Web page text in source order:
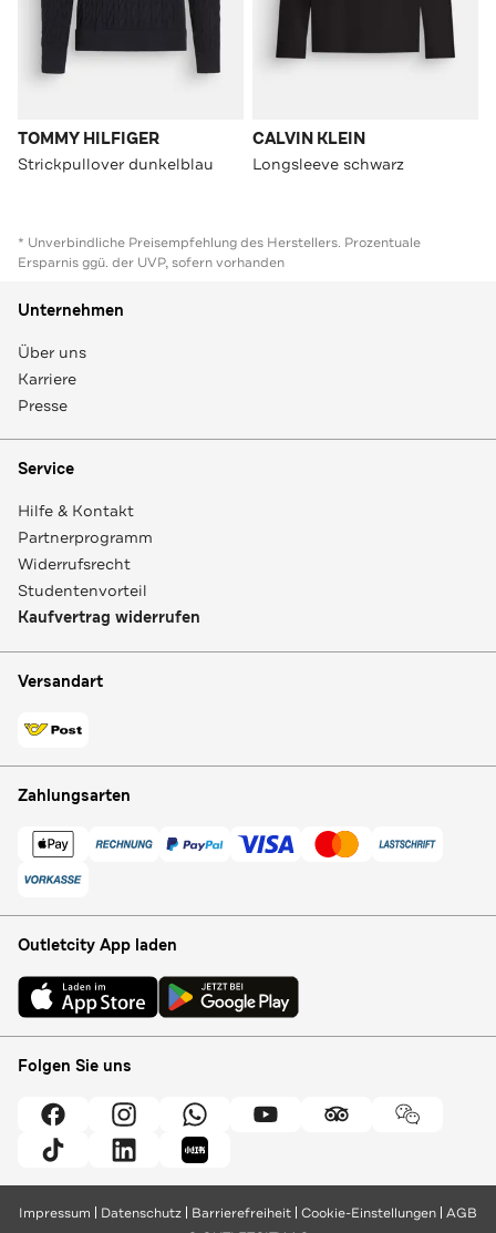
TOMMY HILFIGER
Strickpullover dunkelblau
CALVIN KLEIN
Longsleeve schwarz
* Unverbindliche Preisempfehlung des Herstellers. Prozentuale
Ersparnis ggü. der UVP, sofern vorhanden
Unternehmen
Über uns
Karriere
Presse
Service
Hilfe & Kontakt
Partnerprogramm
Widerrufsrecht
Studentenvorteil
Kaufvertrag widerrufen
Versandart
Zahlungsarten
Outletcity App laden
Folgen Sie uns
Impressum Datenschutz Barrierefreiheit Cookie-Einstellungen AGB